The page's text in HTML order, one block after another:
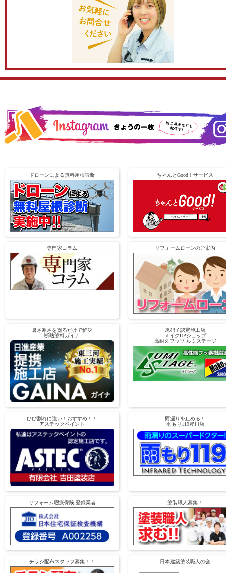
ドローンによる無料屋根診断 ちゃんとGood！サービス
専門家コラム リフォームローンのご案内
暑さ寒さを塗るだけで解決
断熱塗料ガイナ
旭硝子認定施工店
メイクUPショップ
高耐久フッソ ルミステージ
ひび割れに強い！おすすめ！！
アステックペイント
雨漏りを止める！
雨もり119豊川店
リフォーム瑕疵保険 登録業者 塗装職人募集！
チラシ配布スタッフ募集！！ 日本建築塗装職人の会